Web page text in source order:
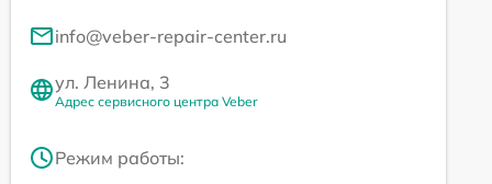
info@veber-repair-center.ru
ул. Ленина, 3
Адрес сервисного центра Veber
Режим работы: